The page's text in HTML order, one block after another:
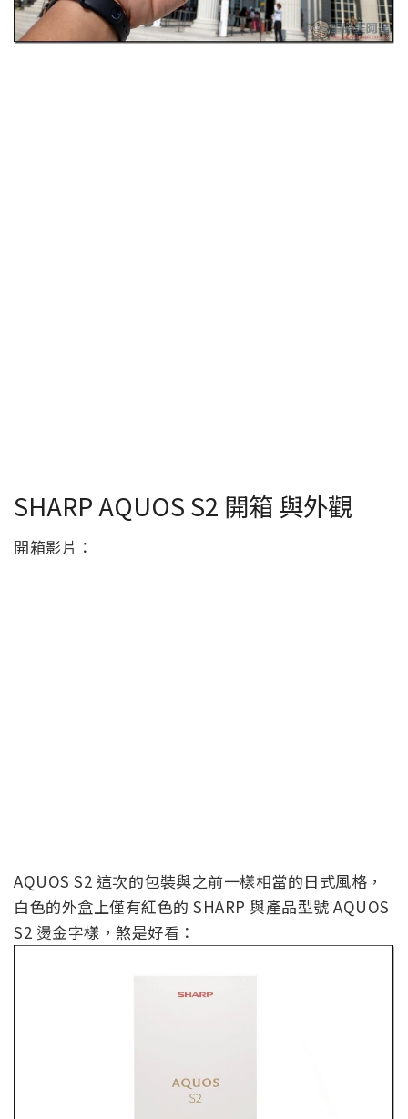
SHARP AQUOS S2 開箱 與外觀
開箱影片：
AQUOS S2 這次的包裝與之前一樣相當的日式風格，
白色的外盒上僅有紅色的 SHARP 與產品型號 AQUOS
S2 燙金字樣，煞是好看：